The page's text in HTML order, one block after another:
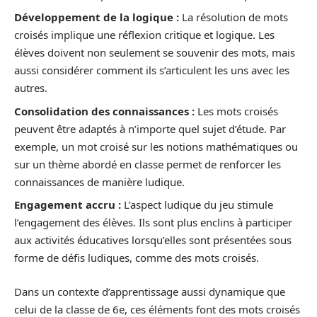
Développement de la logique : La résolution de mots
croisés implique une réflexion critique et logique. Les
élèves doivent non seulement se souvenir des mots, mais
aussi considérer comment ils s’articulent les uns avec les
autres.
Consolidation des connaissances : Les mots croisés
peuvent être adaptés à n’importe quel sujet d’étude. Par
exemple, un mot croisé sur les notions mathématiques ou
sur un thème abordé en classe permet de renforcer les
connaissances de manière ludique.
Engagement accru : L’aspect ludique du jeu stimule
l’engagement des élèves. Ils sont plus enclins à participer
aux activités éducatives lorsqu’elles sont présentées sous
forme de défis ludiques, comme des mots croisés.
Dans un contexte d’apprentissage aussi dynamique que
celui de la classe de 6e, ces éléments font des mots croisés